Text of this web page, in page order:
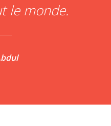
le monde.